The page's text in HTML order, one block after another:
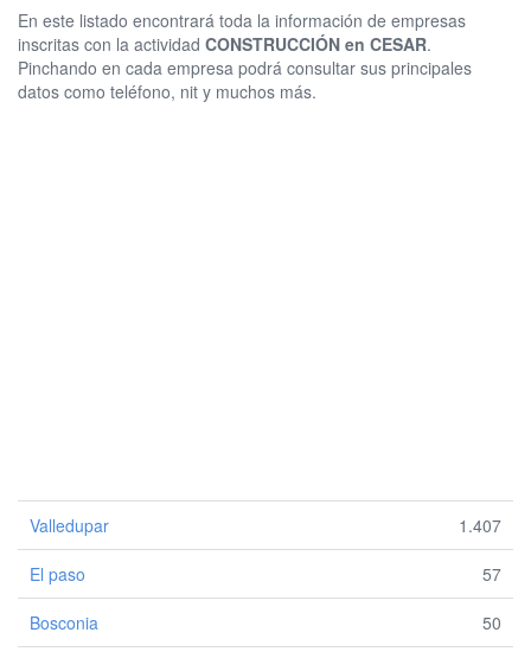
En este listado encontrará toda la información de empresas
inscritas con la actividad CONSTRUCCIÓN en CESAR.
Pinchando en cada empresa podrá consultar sus principales
datos como teléfono, nit y muchos más.
Valledupar 1.407
El paso 57
Bosconia 50